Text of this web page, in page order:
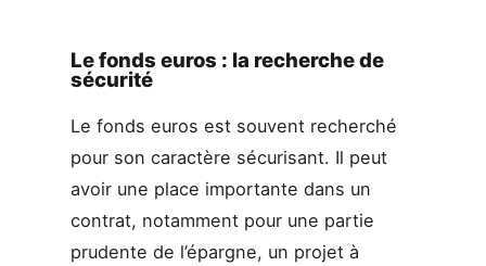
Le fonds euros : la recherche de
sécurité
Le fonds euros est souvent recherché
pour son caractère sécurisant. Il peut
avoir une place importante dans un
contrat, notamment pour une partie
prudente de l’épargne, un projet à